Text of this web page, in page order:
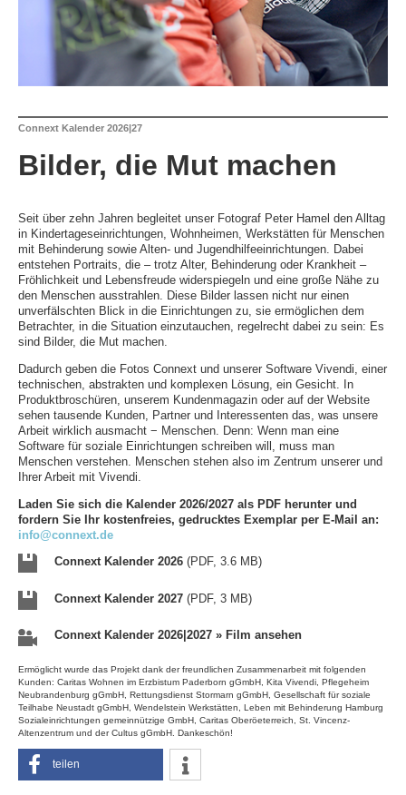
Connext Kalender 2026|27
Bilder, die Mut machen
Seit über zehn Jahren begleitet unser Fotograf Peter Hamel den Alltag
in Kindertageseinrichtungen, Wohnheimen, Werkstätten für Menschen
mit Behinderung sowie Alten- und Jugendhilfeeinrichtungen. Dabei
entstehen Portraits, die – trotz Alter, Behinderung oder Krankheit –
Fröhlichkeit und Lebensfreude widerspiegeln und eine große Nähe zu
den Menschen ausstrahlen. Diese Bilder lassen nicht nur einen
unverfälschten Blick in die Einrichtungen zu, sie ermöglichen dem
Betrachter, in die Situation einzutauchen, regelrecht dabei zu sein: Es
sind Bilder, die Mut machen.
Dadurch geben die Fotos Connext und unserer Software Vivendi, einer
technischen, abstrakten und komplexen Lösung, ein Gesicht. In
Produktbroschüren, unserem Kundenmagazin oder auf der Website
sehen tausende Kunden, Partner und Interessenten das, was unsere
Arbeit wirklich ausmacht − Menschen. Denn: Wenn man eine
Software für soziale Einrichtungen schreiben will, muss man
Menschen verstehen. Menschen stehen also im Zentrum unserer und
Ihrer Arbeit mit Vivendi.
Laden Sie sich die Kalender 2026/2027 als PDF herunter und
fordern Sie Ihr kostenfreies, gedrucktes Exemplar per E-Mail an:
info@connext.de
Connext Kalender 2026 (PDF, 3.6 MB)
Connext Kalender 2027 (PDF, 3 MB)
Connext Kalender 2026|2027 » Film ansehen
Ermöglicht wurde das Projekt dank der freundlichen Zusammenarbeit mit folgenden
Kunden: Caritas Wohnen im Erzbistum Paderborn gGmbH, Kita Vivendi, Pflegeheim
Neubrandenburg gGmbH, Rettungsdienst Stormarn gGmbH, Gesellschaft für soziale
Teilhabe Neustadt gGmbH, Wendelstein Werkstätten, Leben mit Behinderung Hamburg
Sozialeinrichtungen gemeinnützige GmbH, Caritas Oberöeterreich, St. Vincenz-
Altenzentrum und der Cultus gGmbH. Dankeschön!
teilen